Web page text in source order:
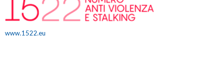
www.1522.eu